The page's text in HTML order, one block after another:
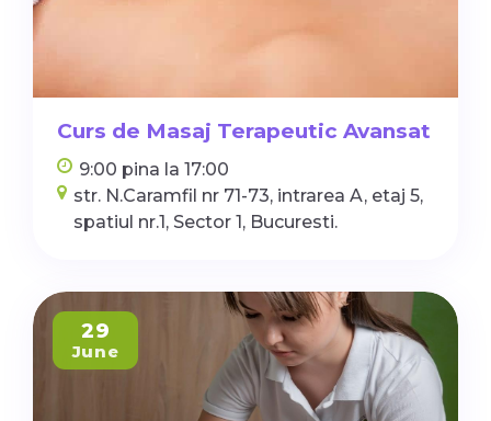
Curs de Masaj Terapeutic Avansat
9:00 pina la 17:00
str. N.Caramfil nr 71-73, intrarea A, etaj 5,
spatiul nr.1, Sector 1, Bucuresti.
29
June